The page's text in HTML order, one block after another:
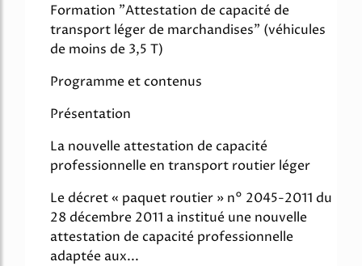
Formation "Attestation de capacité de
transport léger de marchandises" (véhicules
de moins de 3,5 T)
Programme et contenus
Présentation
La nouvelle attestation de capacité
professionnelle en transport routier léger
Le décret « paquet routier » n° 2045-2011 du
28 décembre 2011 a institué une nouvelle
attestation de capacité professionnelle
adaptée aux...